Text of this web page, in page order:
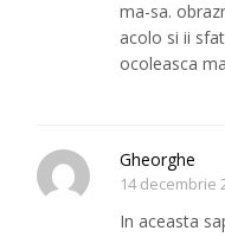
ma-sa.
acolo si ii
ocoleasca
Gheorghe
14 decembrie
In aceasta